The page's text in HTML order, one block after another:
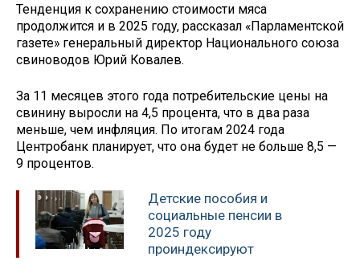
Тенденция к сохранению стоимости мяса
продолжится и в 2025 году, рассказал «Парламентской
газете» генеральный директор Национального союза
свиноводов Юрий Ковалев.
За 11 месяцев этого года потребительские цены на
свинину выросли на 4,5 процента, что в два раза
меньше, чем инфляция. По итогам 2024 года
Центробанк планирует, что она будет не больше 8,5 —
9 процентов.
Детские пособия и
социальные пенсии в
2025 году
проиндексируют